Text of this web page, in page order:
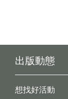
出版動態
想找好活動